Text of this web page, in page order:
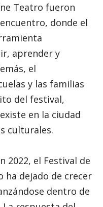
Teatro fueron
donde el
aprender y
el
y las familias
del festival,
en la ciudad
culturales.
2022, el Festival de
ha dejado de crecer
dentro de